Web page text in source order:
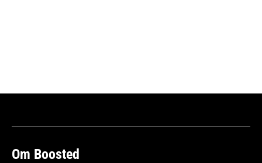
Om Boosted